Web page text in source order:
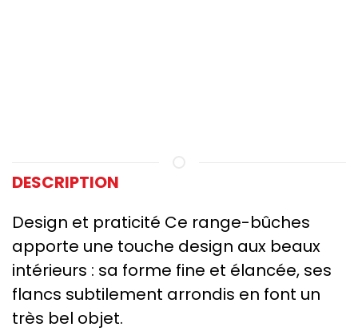
DESCRIPTION
Design et praticité Ce range-bûches
apporte une touche design aux beaux
intérieurs : sa forme fine et élancée, ses
flancs subtilement arrondis en font un
très bel objet.